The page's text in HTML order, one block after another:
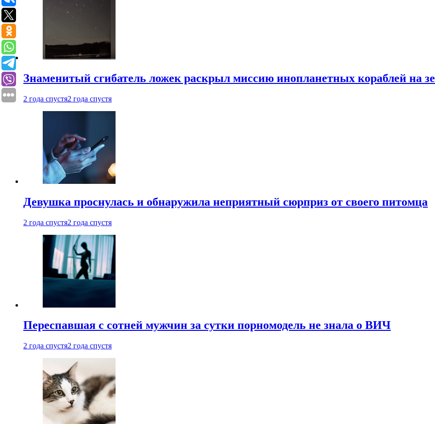
Знаменитый сгибатель ложек раскрыл миссию инопланетных кораблей на
2 года спустя2 года спустя
Девушка проснулась и обнаружила неприятный сюрприз от своего питомца
2 года спустя2 года спустя
Переспавшая с сотней мужчин за сутки порномодель не знала о ВИЧ
2 года спустя2 года спустя